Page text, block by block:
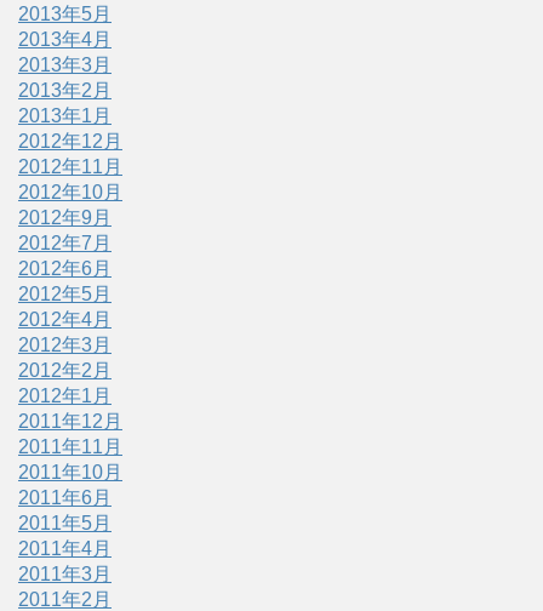
2013年5月
2013年4月
2013年3月
2013年2月
2013年1月
2012年12月
2012年11月
2012年10月
2012年9月
2012年7月
2012年6月
2012年5月
2012年4月
2012年3月
2012年2月
2012年1月
2011年12月
2011年11月
2011年10月
2011年6月
2011年5月
2011年4月
2011年3月
2011年2月